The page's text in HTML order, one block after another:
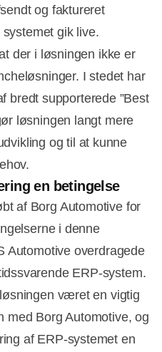
og faktureret
gik live.
der i løsningen ikke er
I stedet har
bredt supporterede ”Best
løsningen langt mere
og til at kunne
en betingelse
af Borg Automotive for
i denne
Automotive overdragede
ERP-system.
været en vigtig
med Borg Automotive, og
af ERP-systemet en